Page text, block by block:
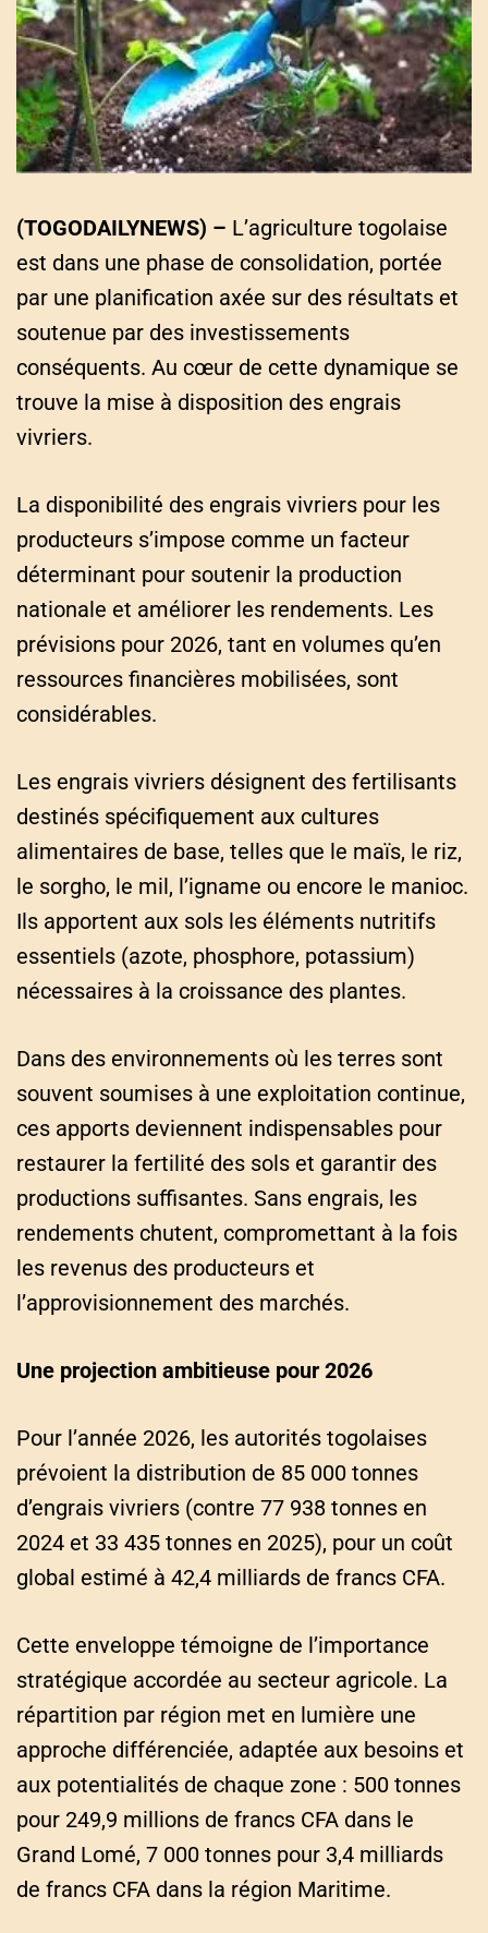
e
d
r
e
a
d
t
i
m
e
(TOGODAILYNEWS) – L’agriculture togolaise
est dans une phase de consolidation, portée
par une planification axée sur des résultats et
soutenue par des investissements
conséquents. Au cœur de cette dynamique se
trouve la mise à disposition des engrais
vivriers.
La disponibilité des engrais vivriers pour les
producteurs s’impose comme un facteur
déterminant pour soutenir la production
nationale et améliorer les rendements. Les
prévisions pour 2026, tant en volumes qu’en
ressources financières mobilisées, sont
considérables.
Les engrais vivriers désignent des fertilisants
destinés spécifiquement aux cultures
alimentaires de base, telles que le maïs, le riz,
le sorgho, le mil, l’igname ou encore le manioc.
Ils apportent aux sols les éléments nutritifs
essentiels (azote, phosphore, potassium)
nécessaires à la croissance des plantes.
Dans des environnements où les terres sont
souvent soumises à une exploitation continue,
ces apports deviennent indispensables pour
restaurer la fertilité des sols et garantir des
productions suffisantes. Sans engrais, les
rendements chutent, compromettant à la fois
les revenus des producteurs et
l’approvisionnement des marchés.
Une projection ambitieuse pour 2026
Pour l’année 2026, les autorités togolaises
prévoient la distribution de 85 000 tonnes
d’engrais vivriers (contre 77 938 tonnes en
2024 et 33 435 tonnes en 2025), pour un coût
global estimé à 42,4 milliards de francs CFA.
Cette enveloppe témoigne de l’importance
stratégique accordée au secteur agricole. La
répartition par région met en lumière une
approche différenciée, adaptée aux besoins et
aux potentialités de chaque zone : 500 tonnes
pour 249,9 millions de francs CFA dans le
Grand Lomé, 7 000 tonnes pour 3,4 milliards
de francs CFA dans la région Maritime.